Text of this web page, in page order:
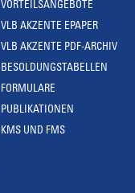
VORTEILSANGEBOTE
VLB AKZENTE EPAPER
VLB AKZENTE PDF-ARCHIV
BESOLDUNGSTABELLEN
FORMULARE
PUBLIKATIONEN
KMS UND FMS